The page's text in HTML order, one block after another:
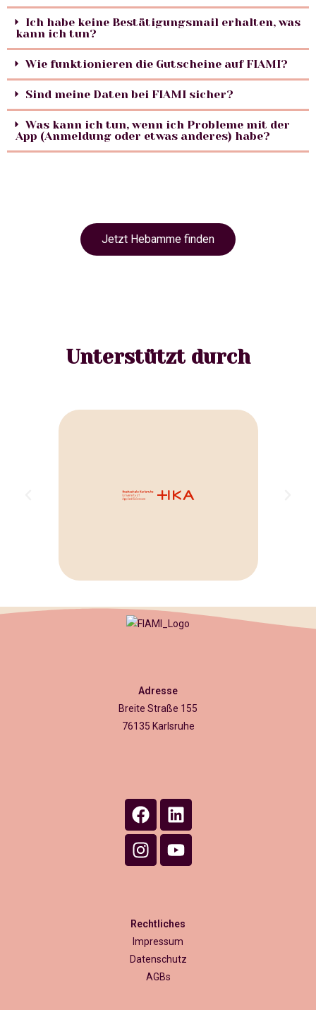
Ich habe keine Bestätigungsmail erhalten, was
kann ich tun?
Wie funktionieren die Gutscheine auf FIAMI?
Sind meine Daten bei FIAMI sicher?
Was kann ich tun, wenn ich Probleme mit der
App (Anmeldung oder etwas anderes) habe?
Jetzt Hebamme finden
Unterstützt durch
Adresse
Breite Straße 155
76135 Karlsruhe
Rechtliches
Impressum
Datenschutz
AGBs